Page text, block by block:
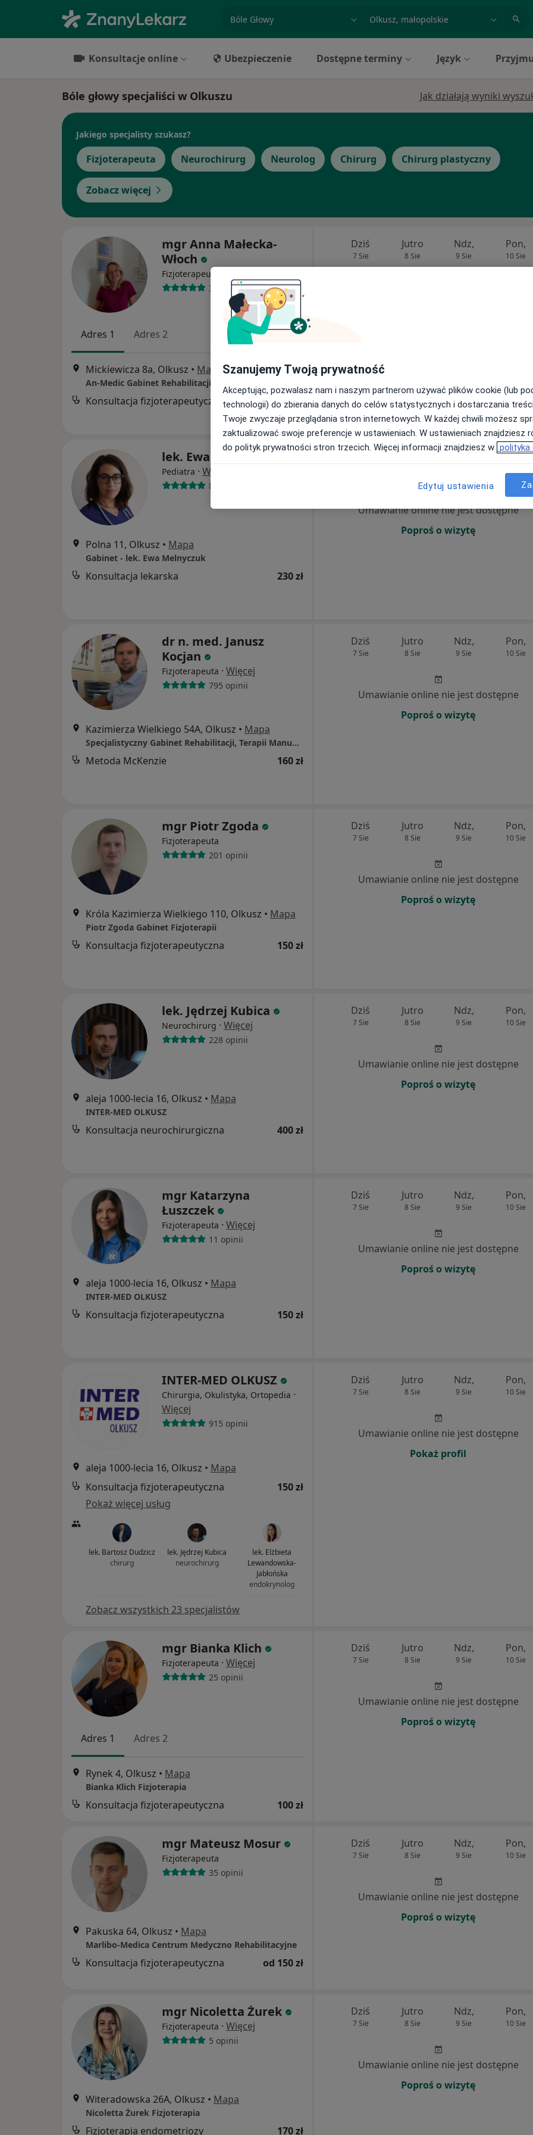
specjalizacja, badanie lub nazwisko
Konsultacje online Ubezpieczenie Dostępne terminy Język
Bóle głowy specjaliści w Olkuszu Jak działają wyniki
Jakiego specjalisty szukasz?
Fizjoterapeuta Neurochirurg Neurolog Chirurg Chirurg plastyczny
Zobacz więcej
mgr Anna Małecka-
Włoch
Fizjoterapeuta
326 opinii
Adres 1 Adres 2
Mickiewicza 8a, Olkusz • Mapa
An-Medic Gabinet Rehabilitacji i Masażu Leczniczego
Konsultacja fizjoterapeutyczna 250 zł
Dziś
7 Sie
Jutro
8 Sie
Ndz,
9 Sie
Pon,
10 Sie
lek. Ewa Melnyczuk
Pediatra · Więcej
80 opinii
Polna 11, Olkusz • Mapa
Gabinet - lek. Ewa Melnyczuk
Konsultacja lekarska 230 zł
Ndz, Pon,
Umawianie online nie jest dostępne
Poproś o wizytę
dr n. med. Janusz
Kocjan
Fizjoterapeuta · Więcej
795 opinii
Kazimierza Wielkiego 54A, Olkusz • Mapa
Specjalistyczny Gabinet Rehabilitacji, Terapii Manualnej i metody McKenziego
Metoda McKenzie 160 zł
Dziś
7 Sie
Jutro
8 Sie
Ndz,
9 Sie
Pon,
10 Sie
Umawianie online nie jest dostępne
Poproś o wizytę
mgr Piotr Zgoda
Fizjoterapeuta
201 opinii
Króla Kazimierza Wielkiego 110, Olkusz • Mapa
Piotr Zgoda Gabinet Fizjoterapii
Konsultacja fizjoterapeutyczna 150 zł
Dziś
7 Sie
Jutro
8 Sie
Ndz,
9 Sie
Pon,
10 Sie
Umawianie online nie jest dostępne
Poproś o wizytę
lek. Jędrzej Kubica
Neurochirurg · Więcej
228 opinii
aleja 1000-lecia 16, Olkusz • Mapa
INTER-MED OLKUSZ
Konsultacja neurochirurgiczna 400 zł
Dziś
7 Sie
Jutro
8 Sie
Ndz,
9 Sie
Pon,
10 Sie
Umawianie online nie jest dostępne
Poproś o wizytę
mgr Katarzyna
Łuszczek
Fizjoterapeuta · Więcej
11 opinii
aleja 1000-lecia 16, Olkusz • Mapa
INTER-MED OLKUSZ
Konsultacja fizjoterapeutyczna 150 zł
Dziś
7 Sie
Jutro
8 Sie
Ndz,
9 Sie
Pon,
10 Sie
Umawianie online nie jest dostępne
Poproś o wizytę
INTER-MED OLKUSZ
Chirurgia, Okulistyka, Ortopedia ·
Więcej
915 opinii
aleja 1000-lecia 16, Olkusz • Mapa
Konsultacja fizjoterapeutyczna
150 zł
Pokaż więcej usług
lek. Bartosz Dudzicz
chirurg
lek. Jędrzej Kubica
neurochirurg
lek. Elżbieta
Lewandowska-
Jabłońska
endokrynolog
Zobacz wszystkich 23 specjalistów
Dziś
7 Sie
Jutro
8 Sie
Ndz,
9 Sie
Pon,
10 Sie
Umawianie online nie jest dostępne
Pokaż profil
mgr Bianka Klich
Fizjoterapeuta · Więcej
25 opinii
Adres 1 Adres 2
Rynek 4, Olkusz • Mapa
Bianka Klich Fizjoterapia
Konsultacja fizjoterapeutyczna 100 zł
Dziś
7 Sie
Jutro
8 Sie
Ndz,
9 Sie
Pon,
10 Sie
Umawianie online nie jest dostępne
Poproś o wizytę
mgr Mateusz Mosur
Fizjoterapeuta
35 opinii
Pakuska 64, Olkusz • Mapa
Marlibo-Medica Centrum Medyczno Rehabilitacyjne
Konsultacja fizjoterapeutyczna od 150 zł
Dziś
7 Sie
Jutro
8 Sie
Ndz,
9 Sie
Pon,
10 Sie
Umawianie online nie jest dostępne
Poproś o wizytę
mgr Nicoletta Żurek
Fizjoterapeuta · Więcej
5 opinii
Witeradowska 26A, Olkusz • Mapa
Nicoletta Żurek Fizjoterapia
Fizjoterapia endometriozy 170 zł
Dziś
7 Sie
Jutro
8 Sie
Ndz,
9 Sie
Pon,
10 Sie
Umawianie online nie jest dostępne
Poproś o wizytę
Szanujemy Twoją prywatność
Akceptując, pozwalasz nam i naszym partnerom używać plików cookie (lub
technologii) do zbierania danych do celów statystycznych i dostarczania
Twoje zwyczaje przeglądania stron internetowych. W każdej chwili możesz
zaktualizować swoje preferencje w ustawieniach. W ustawieniach znajdziesz
do polityk prywatności stron trzecich. Więcej informacji znajdziesz w polityka
Edytuj ustawienia